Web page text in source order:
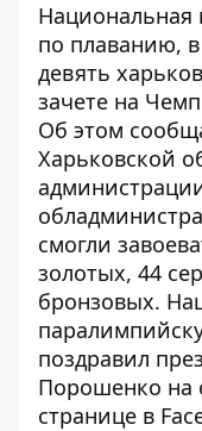
Национальная
по плаванию, в
девять
зачете на
Об этом
Харьковской
смогли
золотых, 44
бронзовых.
поздравил
Порошенко на
странице в